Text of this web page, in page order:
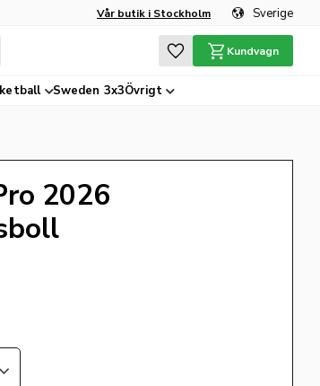
Vår butik i Stockholm Sverige
Favoriter
Kundvagn
Sweden 3x3Övrigt
2026